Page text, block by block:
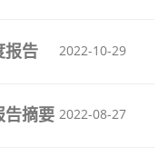
报告 2022-10-29
告摘要 2022-08-27